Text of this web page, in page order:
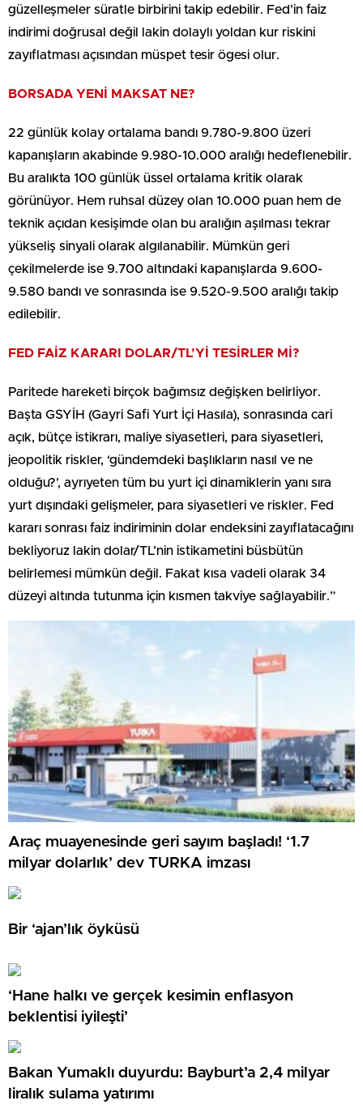
güzelleşmeler süratle birbirini takip edebilir. Fed’in faiz
indirimi doğrusal değil lakin dolaylı yoldan kur riskini
zayıflatması açısından müspet tesir ögesi olur.
BORSADA YENİ MAKSAT NE?
22 günlük kolay ortalama bandı 9.780-9.800 üzeri
kapanışların akabinde 9.980-10.000 aralığı hedeflenebilir.
Bu aralıkta 100 günlük üssel ortalama kritik olarak
görünüyor. Hem ruhsal düzey olan 10.000 puan hem de
teknik açıdan kesişimde olan bu aralığın aşılması tekrar
yükseliş sinyali olarak algılanabilir. Mümkün geri
çekilmelerde ise 9.700 altındaki kapanışlarda 9.600-
9.580 bandı ve sonrasında ise 9.520-9.500 aralığı takip
edilebilir.
FED FAİZ KARARI DOLAR/TL’Yİ TESİRLER Mİ?
Paritede hareketi birçok bağımsız değişken belirliyor.
Başta GSYİH (Gayri Safi Yurt İçi Hasıla), sonrasında cari
açık, bütçe istikrarı, maliye siyasetleri, para siyasetleri,
jeopolitik riskler, ‘gündemdeki başlıkların nasıl ve ne
olduğu?’, ayrıyeten tüm bu yurt içi dinamiklerin yanı sıra
yurt dışındaki gelişmeler, para siyasetleri ve riskler. Fed
kararı sonrası faiz indiriminin dolar endeksini zayıflatacağını
bekliyoruz lakin dolar/TL’nin istikametini büsbütün
belirlemesi mümkün değil. Fakat kısa vadeli olarak 34
düzeyi altında tutunma için kısmen takviye sağlayabilir.”
Araç muayenesinde geri sayım başladı! ‘1.7
milyar dolarlık’ dev TURKA imzası
Bir ‘ajan’lık öyküsü
‘Hane halkı ve gerçek kesimin enflasyon
beklentisi iyileşti’
Bakan Yumaklı duyurdu: Bayburt’a 2,4 milyar
liralık sulama yatırımı